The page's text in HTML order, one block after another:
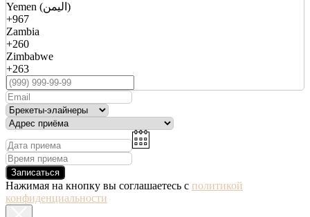
Yemen (اليمن)
+967
Zambia
+260
Zimbabwe
+263
Записаться
Нажимая на кнопку вы соглашаетесь с политикой
конфиденциальности